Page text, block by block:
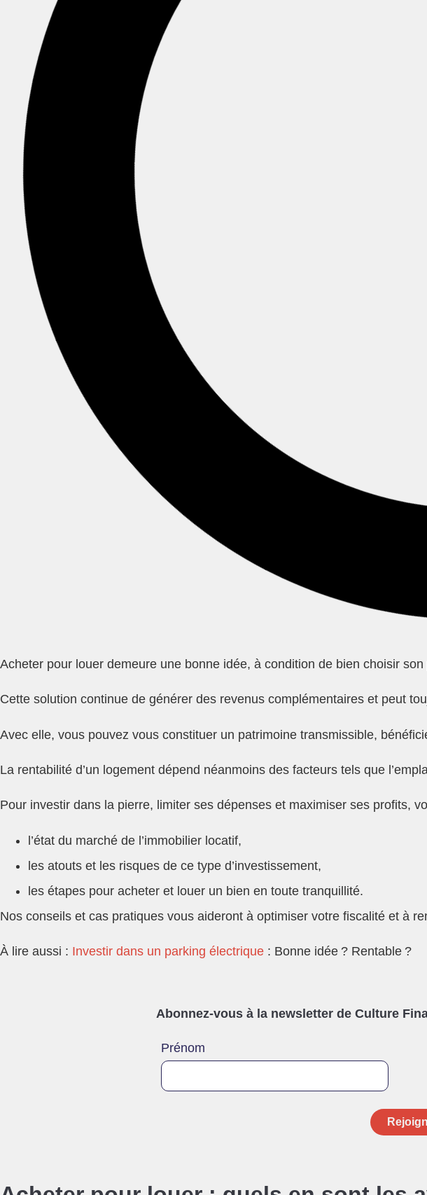
Acheter pour louer demeure une bonne idée, à condition de bien choisir
Cette solution continue de générer des revenus complémentaires et peut
Avec elle, vous pouvez vous constituer un patrimoine transmissible,
La rentabilité d’un logement dépend néanmoins des facteurs tels que
Pour investir dans la pierre, limiter ses dépenses et maximiser ses profits,
l’état du marché de l’immobilier locatif,
les atouts et les risques de ce type d’investissement,
les étapes pour acheter et louer un bien en toute tranquillité.
Nos conseils et cas pratiques vous aideront à optimiser votre fiscalité et à
À lire aussi : Investir dans un parking électrique : Bonne idée ? Rentable ?
Abonnez-vous à la newsletter de Culture
Prénom